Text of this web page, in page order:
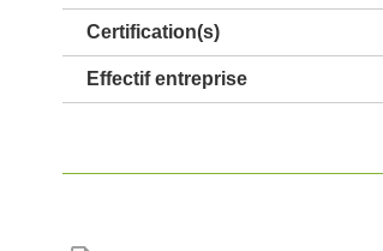
Certification(s)
Effectif entreprise